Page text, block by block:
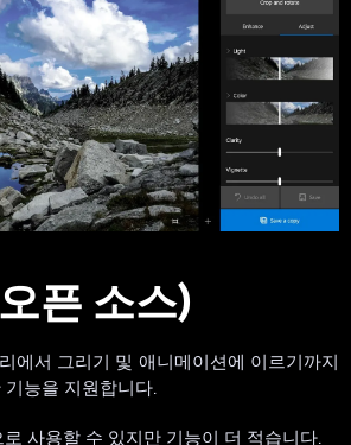
픈 소스)
에서 그리기 및 애니메이션에 이르기까지
능을 지원합니다.
사용할 수 있지만 기능이 더 적습니다.